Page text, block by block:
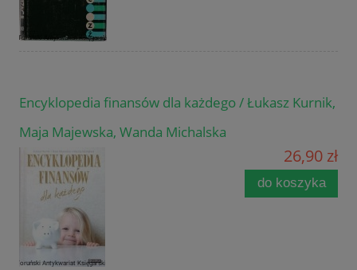
Encyklopedia finansów dla każdego / Łukasz Kurnik,
Maja Majewska, Wanda Michalska
26,90 zł
do koszyka